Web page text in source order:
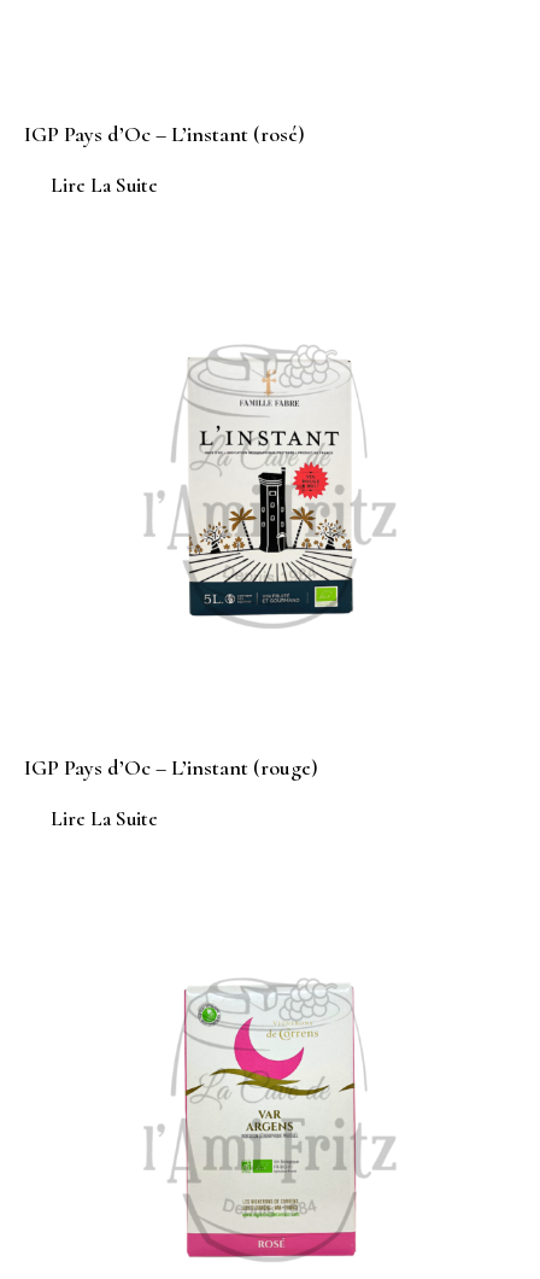
IGP Pays d’Oc – L’instant (rosé)
Lire La Suite
IGP Pays d’Oc – L’instant (rouge)
Lire La Suite